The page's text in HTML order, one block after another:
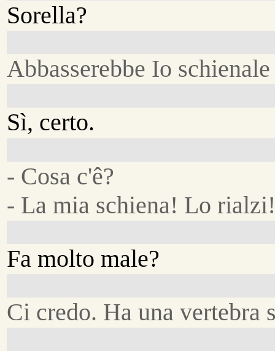
Sorella?
Abbasserebbe Io
Sì, certo.
- Cosa c'ê?
- La mia schiena! Lo
Fa molto male?
Ci credo. Ha una vertebra